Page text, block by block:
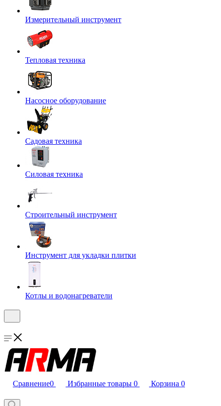
Измерительный инструмент
Тепловая техника
Насосное оборудование
Садовая техника
Силовая техника
Строительный инструмент
Инструмент для укладки плитки
Котлы и водонагреватели
Сравнение0 Избранные товары 0 Корзина 0